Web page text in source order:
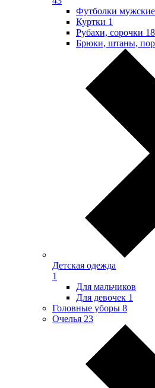
Футболки мужские
Куртки 1
Рубахи, сорочки 18
Брюки, штаны,
Детская одежда
1
Для мальчиков
Для девочек 1
Головные уборы 8
Очелья 23